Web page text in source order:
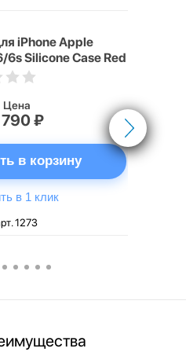
iPhone Apple
6s Silicone Case Red
Цена
790 ₽
в корзину
в 1 клик
1273